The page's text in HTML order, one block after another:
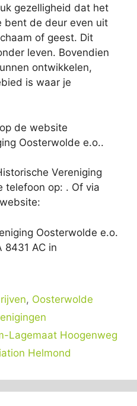
gezelligheid dat het
bent de deur even uit
of geest. Dit
leven. Bovendien
ontwikkelen,
is waar je
de website
Oosterwolde e.o..
Vereniging
telefoon op: . Of via
Oosterwolde e.o.
8431 AC in
, Oosterwolde
Lagemaat Hoogenweg
Helmond